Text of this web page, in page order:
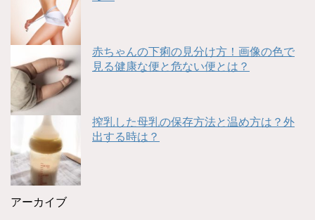
赤ちゃんの下痢の見分け方！画像の色で
見る健康な便と危ない便とは？
搾乳した母乳の保存方法と温め方は？外
出する時は？
アーカイブ